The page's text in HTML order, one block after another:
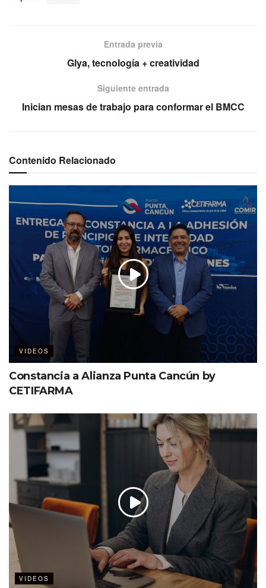
Entrada previa
Glya, tecnología + creatividad
Siguiente entrada
Inician mesas de trabajo para conformar el BMCC
Contenido Relacionado
VIDEOS
Constancia a Alianza Punta Cancún by
CETIFARMA
VIDEOS